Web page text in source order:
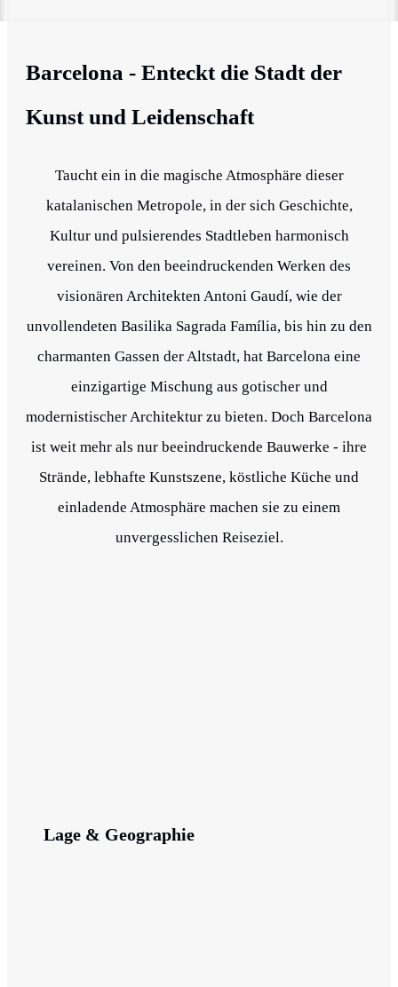
Barcelona - Enteckt die Stadt der
Kunst und Leidenschaft
Taucht ein in die magische Atmosphäre dieser
katalanischen Metropole, in der sich Geschichte,
Kultur und pulsierendes Stadtleben harmonisch
vereinen. Von den beeindruckenden Werken des
visionären Architekten Antoni Gaudí, wie der
unvollendeten Basilika Sagrada Família, bis hin zu den
charmanten Gassen der Altstadt, hat Barcelona eine
einzigartige Mischung aus gotischer und
modernistischer Architektur zu bieten. Doch Barcelona
ist weit mehr als nur beeindruckende Bauwerke - ihre
Strände, lebhafte Kunstszene, köstliche Küche und
einladende Atmosphäre machen sie zu einem
unvergesslichen Reiseziel.
Lage & Geographie